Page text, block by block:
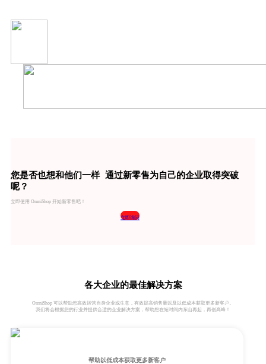
您是否也想和他们一样 通过新零售为自己的企业取得突破
呢？
立即使用 OmniShop 开始新零售吧！
立即询问
各大企业的最佳解决方案
OmniShop 可以帮助您高效运营自身企业或生意，有效提高销售量以及以低成本获取更多新客户。
我们将会根据您的行业并提供合适的企业解决方案，帮助您在短时间内东山再起，再创高峰！
帮助以低成本获取更多新客户